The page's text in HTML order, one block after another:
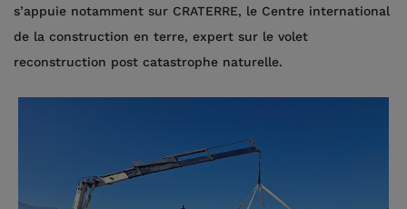
s’appuie notamment sur CRATERRE, le Centre international
de la construction en terre, expert sur le volet
reconstruction post catastrophe naturelle.